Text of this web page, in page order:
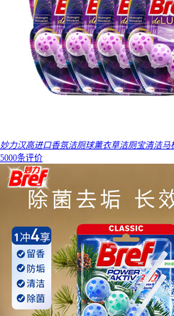
妙力汉高进口香氛洁厕球薰衣草洁厕宝清洁马
5000条评价